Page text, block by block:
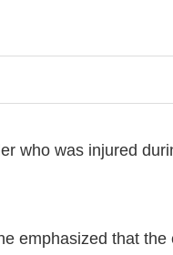
who was injured
emphasized that